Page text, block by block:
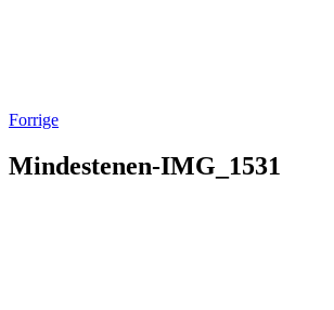
Forrige
Mindestenen-IMG_1531